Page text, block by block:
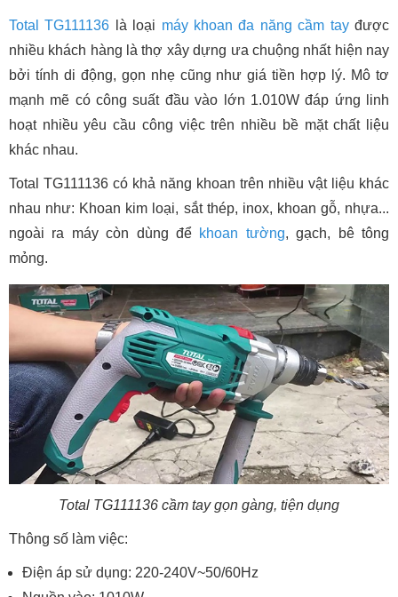
Total TG111136 là loại máy khoan đa năng cầm tayđược
nhiều khách hàng là thợ xây dựng ưa chuộng nhất hiện nay
bởi tính di động, gọn nhẹ cũng như giá tiền hợp lý. Mô tơ
mạnh mẽ có công suất đầu vào lớn 1.010W đáp ứng linh
hoạt nhiều yêu cầu công việc trên nhiều bề mặt chất liệu
khác nhau.
Total TG111136 có khả năng khoan trên nhiều vật liệu khác
nhau như: Khoan kim loại, sắt thép, inox, khoan gỗ, nhựa...
ngoài ra máy còn dùng để khoan tường, gạch, bê tông
mỏng.
Total TG111136 cầm tay gọn gàng, tiện dụng
Thông số làm việc:
Điện áp sử dụng: 220-240V~50/60Hz